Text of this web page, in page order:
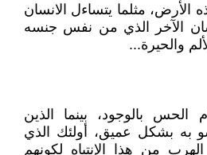
الأرض، مثلما يتساءل الانسان
الآخر الذي من نفس جنسه
والحيرة...
الحس بالوجود، بينما الذين
به بشكل عميق، أولئك الذي
الهرب من هذا الإنتباه لكونهم